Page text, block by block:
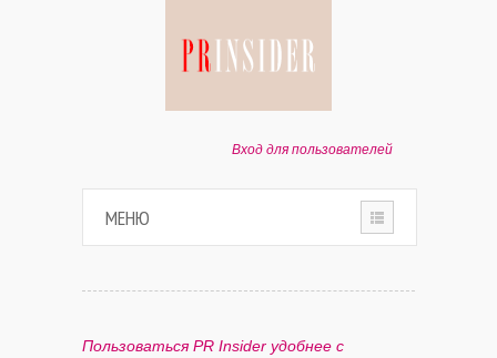
Вход для пользователей
МЕНЮ
Пользоваться PR Insider удобнее с